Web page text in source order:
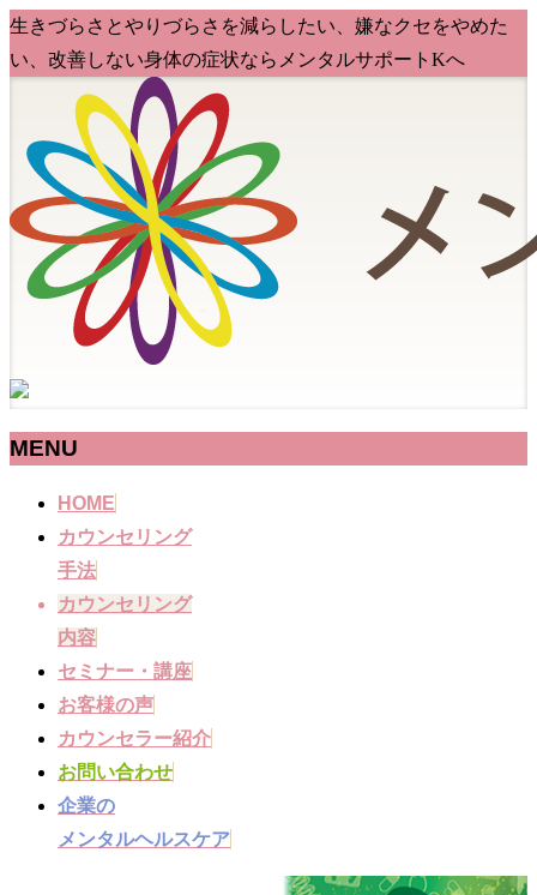
生きづらさとやりづらさを減らしたい、嫌なクセをやめた
い、改善しない身体の症状ならメンタルサポートKへ
MENU
HOME
カウンセリング
手法
カウンセリング
内容
セミナー・講座
お客様の声
カウンセラー紹介
お問い合わせ
企業の
メンタルヘルスケア